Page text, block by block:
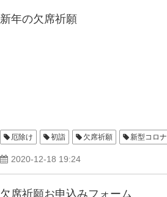
新年の欠席祈願
厄除け 初詣 欠席祈願 新型コロナ
2020-12-18 19:24
欠席祈願お申込みフォーム